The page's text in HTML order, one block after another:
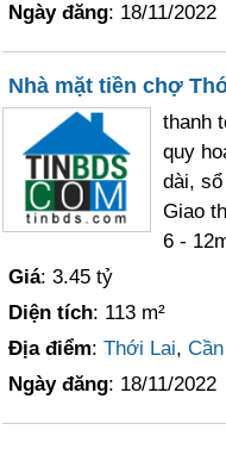
Ngày đăng: 18/11/2022
Nhà mặt tiền chợ
thanh
quy
dài,
Giao
6 -
Giá: 3.45 tỷ
Diện tích: 113 m²
Địa điểm:Thới Lai,
Ngày đăng: 18/11/2022